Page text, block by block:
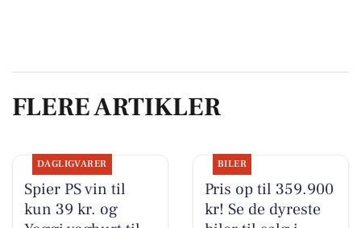
FLERE ARTIKLER
DAGLIGVARER
Spier PS vin til
kun 39 kr. og
BILER
Pris op til 359.900
kr! Se de dyreste